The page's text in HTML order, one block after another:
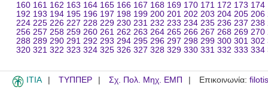
160 161 162 163 164 165 166 167 168 169 170 171 172 173 174
192 193 194 195 196 197 198 199 200 201 202 203 204 205 206
224 225 226 227 228 229 230 231 232 233 234 235 236 237 238
256 257 258 259 260 261 262 263 264 265 266 267 268 269 270
288 289 290 291 292 293 294 295 296 297 298 299 300 301 302
320 321 322 323 324 325 326 327 328 329 330 331 332 333 334
ITIA ΤΥΠΠΕΡ Σχ. Πολ. Μηχ. ΕΜΠ Επικοινωνία: